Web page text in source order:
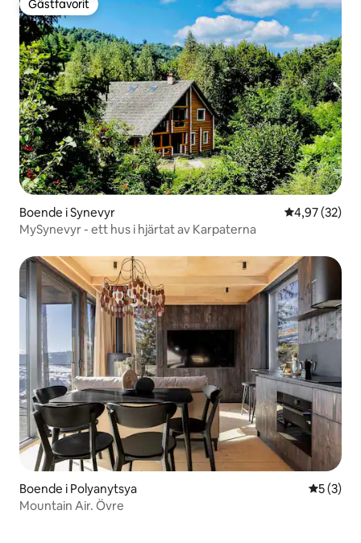
Gästfavorit
Gästfavorit
Boende i Synevyr 4,97 av 5 i
4,97 (32)
MySynevyr - ett hus i hjärtat av Karpaterna
Boende i Polyanytsya 5 av 5 i
5 (3)
Mountain Air. Övre